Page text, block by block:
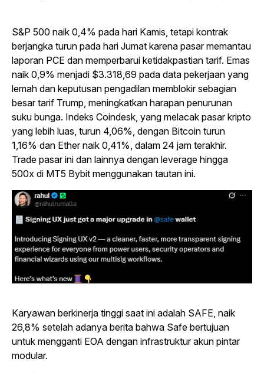
S&P 500 naik 0,4% pada hari Kamis, tetapi kontrak
berjangka turun pada hari Jumat karena pasar memantau
laporan PCE dan memperbarui ketidakpastian tarif. Emas
naik 0,9% menjadi $3.318,69 pada data pekerjaan yang
lemah dan keputusan pengadilan memblokir sebagian
besar tarif Trump, meningkatkan harapan penurunan
suku bunga. Indeks Coindesk, yang melacak pasar kripto
yang lebih luas, turun 4,06%, dengan Bitcoin turun
1,16% dan Ether naik 0,41%, dalam 24 jam terakhir.
Trade pasar ini dan lainnya dengan leverage hingga
500x di MT5 Bybit menggunakan tautan ini.
Karyawan berkinerja tinggi saat ini adalah SAFE, naik
26,8% setelah adanya berita bahwa Safe bertujuan
untuk mengganti EOA dengan infrastruktur akun pintar
modular.